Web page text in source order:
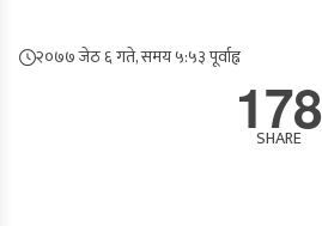
२०७७ जेठ ६ गते, समय ५:५३ पूर्वाह्न
178
SHARE